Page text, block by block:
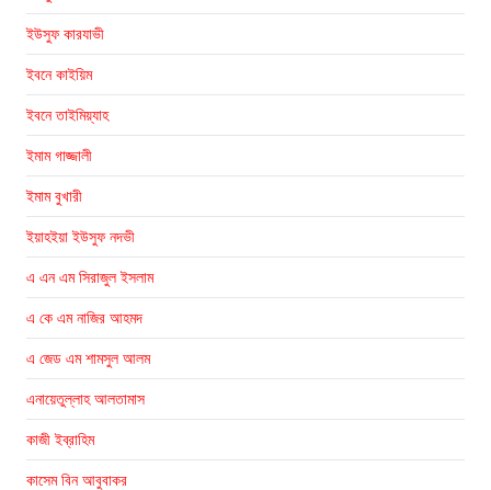
ইউসুফ কারযাভী
ইবনে কাইয়িম
ইবনে তাইমিয়্যাহ
ইমাম গাজ্জালী
ইমাম বুখারী
ইয়াহইয়া ইউসুফ নদভী
এ এন এম সিরাজুল ইসলাম
এ কে এম নাজির আহমদ
এ জেড এম শামসুল আলম
এনায়েতুল্লাহ আলতামাস
কাজী ইব্রাহিম
কাসেম বিন আবুবাকর